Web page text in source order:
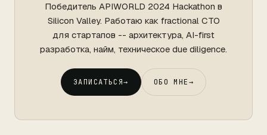
Победитель APIWORLD 2024 Hackathon в
Silicon Valley. Работаю как fractional CTO
для стартапов -- архитектура, AI-first
разработка, найм, техническое due diligence.
ЗАПИСАТЬСЯ→ ОБО МНЕ→